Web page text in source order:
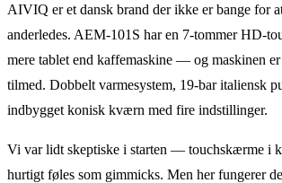
AIVIQ er et dansk brand der ikke er bange for
anderledes. AEM-101S har en 7-tommer HD-
mere tablet end kaffemaskine — og maskinen
tilmed. Dobbelt varmesystem, 19-bar italiensk
indbygget konisk kværn med fire indstillinger.
Vi var lidt skeptiske i starten — touchskærme i
hurtigt føles som gimmicks. Men her fungerer